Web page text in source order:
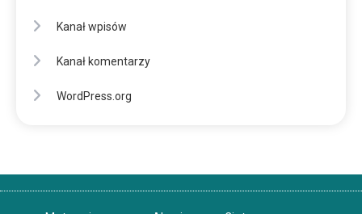
Kanał wpisów
Kanał komentarzy
WordPress.org